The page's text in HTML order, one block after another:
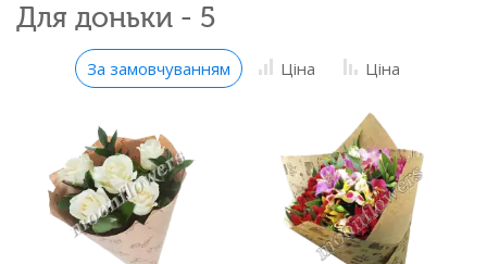
Для доньки - 5
За замовчуванням Ціна Ціна